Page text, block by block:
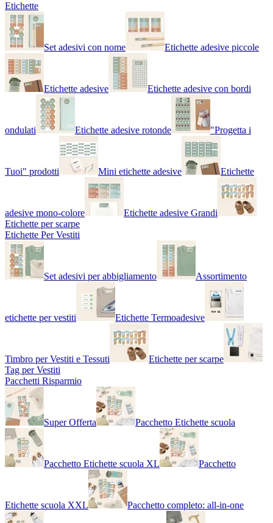
Etichette
Set adesivi con nome Etichette adesive piccole
Etichette adesive Etichette adesive con bordi
ondulati Etichette adesive rotonde "Progetta i
Tuoi" prodotti Mini etichette adesive Etichette
adesive mono-colore
Etichette adesive Grandi
Etichette per scarpe
Etichette Per Vestiti
Set adesivi per abbigliamento Assortimento
etichette per vestiti Etichette Termoadesive
Timbro per Vestiti e Tessuti
Etichette per scarpe
Tag per Vestiti
Pacchetti Risparmio
Super Offerta Pacchetto Etichette scuola
Pacchetto Etichette scuola XL Pacchetto
Etichette scuola XXL Pacchetto completo: all-in-one